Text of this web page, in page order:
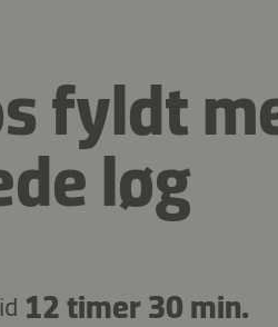
fyldt
løg
12 timer 30 min.